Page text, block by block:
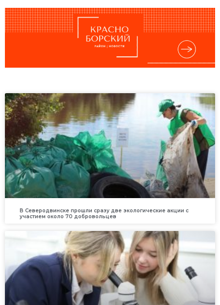
В Северодвинске прошли сразу две экологические акции с
участием около 70 добровольцев